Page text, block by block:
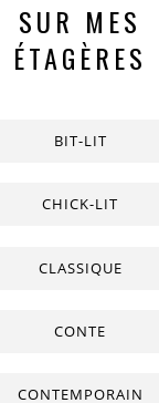
SUR MES
ÉTAGÈRES
BIT-LIT
CHICK-LIT
CLASSIQUE
CONTE
CONTEMPORAIN